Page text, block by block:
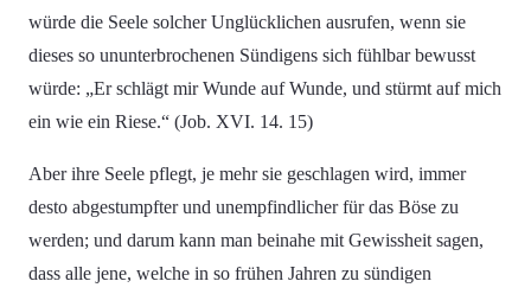
würde die Seele solcher Unglücklichen ausrufen, wenn sie
dieses so ununterbrochenen Sündigens sich fühlbar bewusst
würde: „Er schlägt mir Wunde auf Wunde, und stürmt auf mich
ein wie ein Riese.“ (Job. XVI. 14. 15)
Aber ihre Seele pflegt, je mehr sie geschlagen wird, immer
desto abgestumpfter und unempfindlicher für das Böse zu
werden; und darum kann man beinahe mit Gewissheit sagen,
dass alle jene, welche in so frühen Jahren zu sündigen